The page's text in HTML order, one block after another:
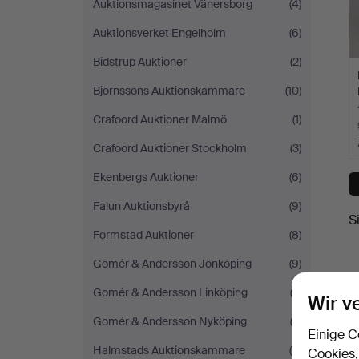
Auktionsmagasinet Vänersborg
(4)
Auktionsverket Engelholm
(6)
Bidstrup Auktioner
(2)
Björnssons Auktionskammare
(10)
Crafoord Auktioner Malmö
(1)
Crafoord Auktioner Stockholm
(3)
Ekenbergs Auktioner
(6)
Falun Auktionsbyrå
(9)
Formstad Auktioner
(8)
Gomér & Andersson Jönköping
(9)
Gomér & Andersson Linköping
(2)
Gomér & Andersson Nyköping
(2)
Halmstads Auktionskammare
(4)
Wir
Einige